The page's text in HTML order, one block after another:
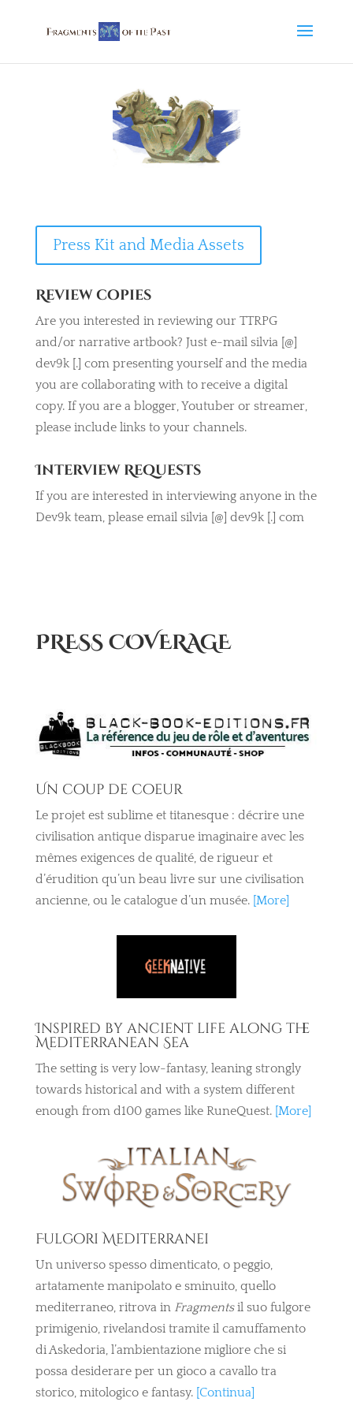
Press Kit and Media Assets
Review copies
Are you interested in reviewing our TTRPG
and/or narrative artbook? Just e-mail silvia [@]
dev9k [.] com presenting yourself and the media
you are collaborating with to receive a digital
copy. If you are a blogger, Youtuber or streamer,
please include links to your channels.
Interview Requests
If you are interested in interviewing anyone in the
Dev9k team, please email silvia [@] dev9k [.] com
PRESS COVERAGE
Un coup de coeur
Le projet est sublime et titanesque : décrire une
civilisation antique disparue imaginaire avec les
mêmes exigences de qualité, de rigueur et
d’érudition qu’un beau livre sur une civilisation
ancienne, ou le catalogue d’un musée. [More]
Inspired by ancient life along the
Mediterranean Sea
The setting is very low-fantasy, leaning strongly
towards historical and with a system different
enough from d100 games like RuneQuest. [More]
Fulgori Mediterranei
Un universo spesso dimenticato, o peggio,
artatamente manipolato e sminuito, quello
mediterraneo, ritrova in Fragmentsil suo fulgore
primigenio, rivelandosi tramite il camuffamento
di Askedoria, l’ambientazione migliore che si
possa desiderare per un gioco a cavallo tra
storico, mitologico e fantasy. [Continua]